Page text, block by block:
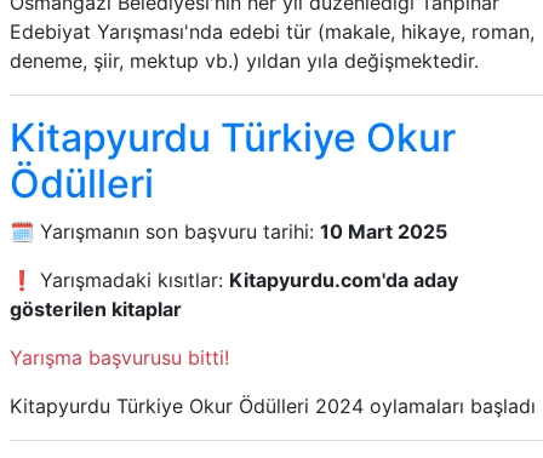
Edebiyat Yarışması'nda edebi tür (makale, hikaye, roman,
deneme, şiir, mektup vb.) yıldan yıla değişmektedir.
Kitapyurdu Türkiye Okur
Ödülleri
🗓️ Yarışmanın son başvuru tarihi: 10 Mart 2025
❗ Yarışmadaki kısıtlar: Kitapyurdu.com'da aday
gösterilen kitaplar
Yarışma başvurusu bitti!
Kitapyurdu Türkiye Okur Ödülleri 2024 oylamaları başladı